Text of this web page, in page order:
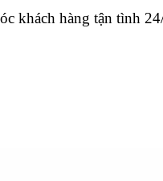
khách hàng tận tình